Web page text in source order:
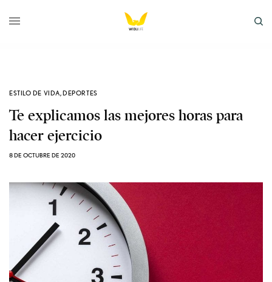
ESTILO DE VIDA,DEPORTES
Te explicamos las mejores horas para
hacer ejercicio
8 DE OCTUBRE DE 2020